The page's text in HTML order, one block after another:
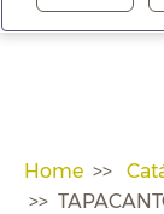
Home